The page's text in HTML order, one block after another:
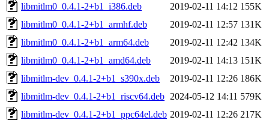
libmitlm0_0.4.1-2+b1_i386.deb
2019-02-11 14:12 155K
libmitlm0_0.4.1-2+b1_armhf.deb
2019-02-11 12:57 131K
libmitlm0_0.4.1-2+b1_arm64.deb
2019-02-11 12:42 134K
libmitlm0_0.4.1-2+b1_amd64.deb
2019-02-11 14:13 151K
libmitlm-dev_0.4.1-2+b1_s390x.deb
2019-02-11 12:26 186K
libmitlm-dev_0.4.1-2+b1_riscv64.deb 2024-05-12 14:11 579K
libmitlm-dev_0.4.1-2+b1_ppc64el.deb 2019-02-11 12:26 217K